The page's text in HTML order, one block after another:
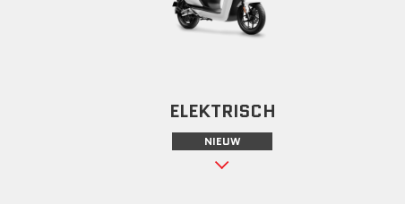
ELEKTRISCH
NIEUW